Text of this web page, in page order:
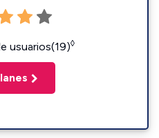
usuarios(19)◊